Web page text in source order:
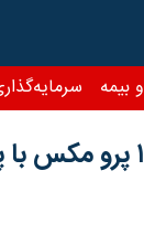
سرمایه‌گذاری فناوری